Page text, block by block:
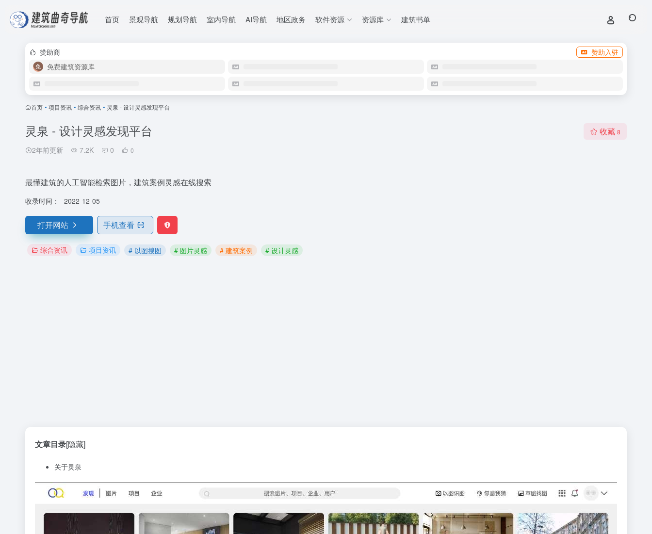
首页 景观导航 规划导航 室内导航 AI导航 地区政务 软件资源 资源库 建筑书单
赞助商
赞助入驻
免费建筑资源库
首页 • 项目资讯 • 综合资讯 • 灵泉 - 设计灵感发现平台
灵泉 - 设计灵感发现平台
2年前更新 7.2K 0 0
收藏 8
最懂建筑的人工智能检索图片，建筑案例灵感在线搜索
收录时间： 2022-12-05
打开网站 手机查看
综合资讯 项目资讯 # 以图搜图 # 图片灵感 # 建筑案例 # 设计灵感
文章目录[隐藏]
关于灵泉